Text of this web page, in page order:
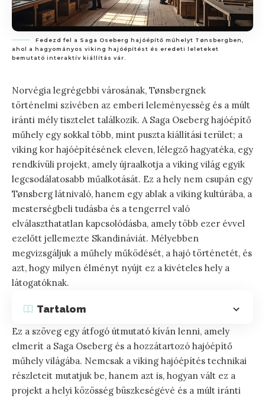
Fedezd fel a Saga Oseberg hajóépítő műhelyt Tønsbergben,
ahol a hagyományos viking hajóépítést és eredeti leleteket
bemutató interaktív kiállítás vár.
Norvégia legrégebbi városának, Tønsbergnek
történelmi szívében az emberi leleményesség és a múlt
iránti mély tisztelet találkozik. A Saga Oseberg hajóépítő
műhely egy sokkal több, mint puszta kiállítási terület; a
viking kor hajóépítésének eleven, lélegző hagyatéka, egy
rendkívüli projekt, amely újraalkotja a viking világ egyik
legcsodálatosabb műalkotását. Ez a hely nem csupán egy
Tønsberg látnivaló, hanem egy ablak a viking kultúrába, a
mesterségbeli tudásba és a tengerrel való
elválaszthatatlan kapcsolódásba, amely több ezer évvel
ezelőtt jellemezte Skandináviát. Mélyebben
megvizsgáljuk a műhely működését, a hajó történetét, és
azt, hogy milyen élményt nyújt ez a kivételes hely a
látogatóknak.
Tartalom
Ez a szöveg egy átfogó útmutató kíván lenni, amely
elmerít a Saga Oseberg és a hozzátartozó hajóépítő
műhely világába. Nemcsak a viking hajóépítés technikai
részleteit mutatjuk be, hanem azt is, hogyan vált ez a
projekt a helyi közösség büszkeségévé és a múlt iránti